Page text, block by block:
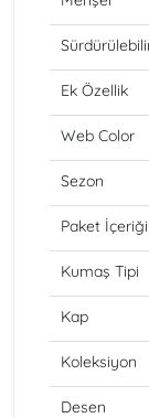
Ek Özellik
Web Color
Sezon
Paket İçeriği
Kumaş Tipi
Kap
Koleksiyon
Desen